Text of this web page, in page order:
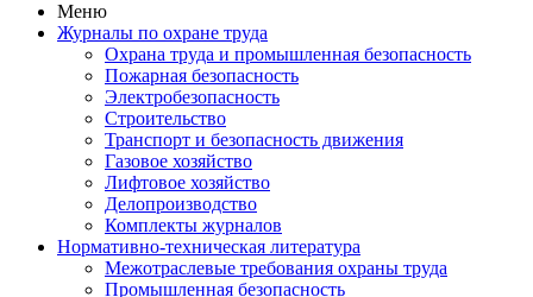
Меню
Журналы по охране труда
Охрана труда и промышленная безопасность
Пожарная безопасность
Электробезопасность
Строительство
Транспорт и безопасность движения
Газовое хозяйство
Лифтовое хозяйство
Делопроизводство
Комплекты журналов
Нормативно-техническая литература
Межотраслевые требования охраны труда
Промышленная безопасность